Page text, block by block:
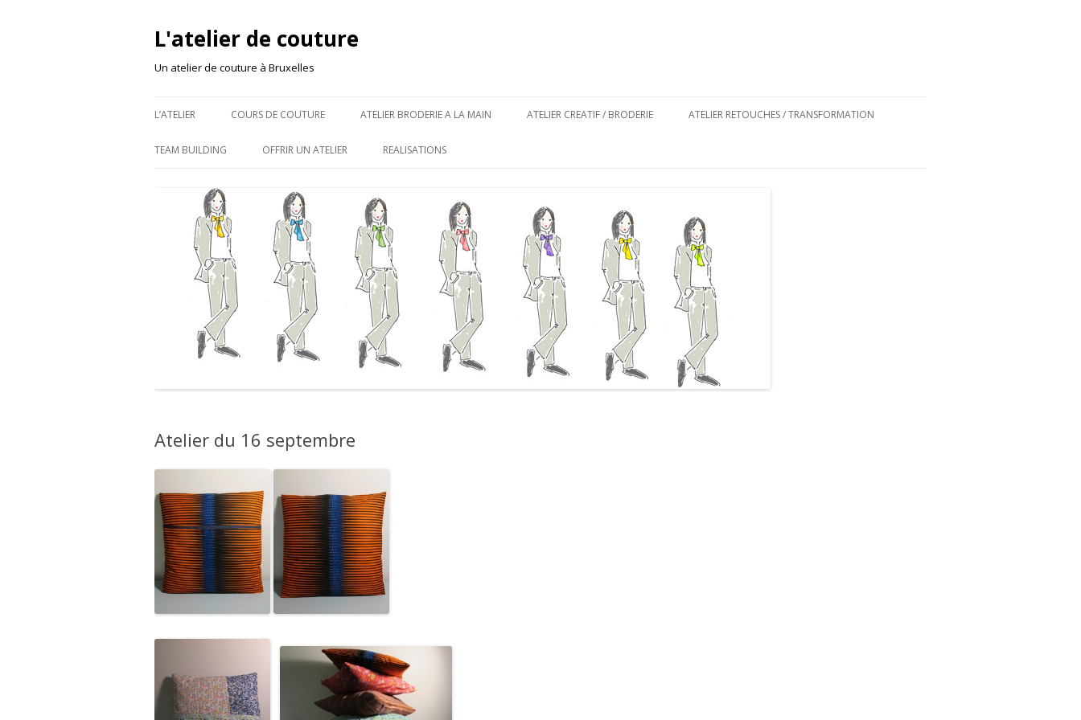
L'atelier de couture
Un atelier de couture à Bruxelles
L’ATELIER COURS DE COUTURE ATELIER BRODERIE A LA MAIN ATELIER CREATIF / BRODERIE ATELIER RETOUCHES / TRANSFORMATION
TEAM BUILDING OFFRIR UN ATELIER REALISATIONS
Atelier du 16 septembre